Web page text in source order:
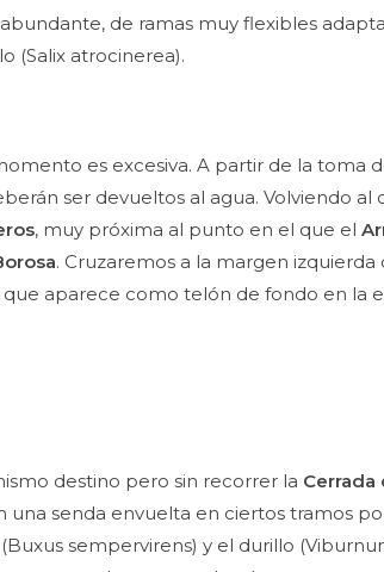
de ramas muy flexibles
(Salix atrocinerea).
es excesiva. A partir de la toma
ser devueltos al agua. Volviendo al
, muy próxima al punto en el que el
. Cruzaremos a la margen
aparece como telón de fondo en la
destino pero sin recorrer la Cerrada
senda envuelta en ciertos tramos
sempervirens) y el durillo